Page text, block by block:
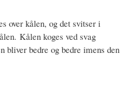
over kålen, og det svitser i
Kålen koges ved svag
bedre og bedre imens den